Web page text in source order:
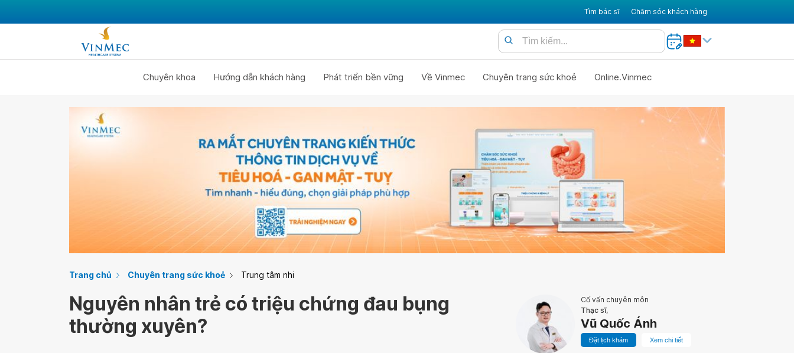
Tìm bác sĩ Chăm sóc khách hàng
Chuyên khoa Hướng dẫn khách hàng Phát triển bền vững Về Vinmec Chuyên trang sức khoẻ Online.Vinmec
Trang chủ Chuyên trang sức khoẻ Trung tâm nhi
Nguyên nhân trẻ có triệu chứng đau bụng
thường xuyên?
Cố vấn chuyên môn
Thạc sĩ,
Vũ Quốc Ánh
Đặt lịch khám Xem chi tiết